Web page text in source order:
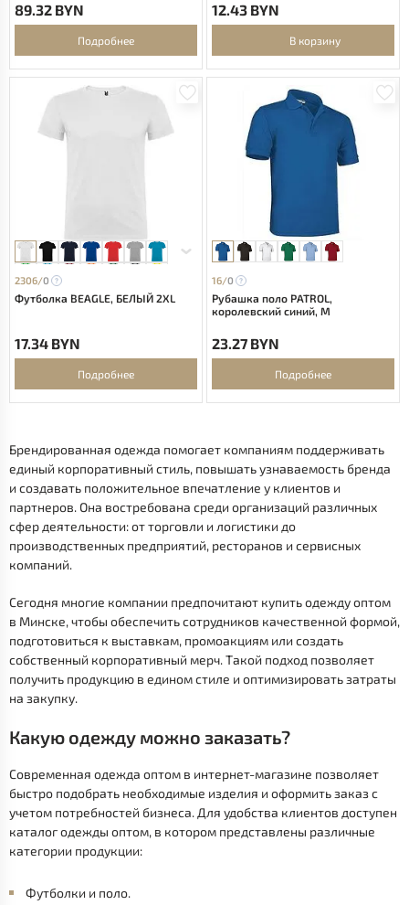
89.32 BYN
Подробнее
12.43 BYN
В корзину
2306/0
Футболка BEAGLE, БЕЛЫЙ 2XL
17.34 BYN
Подробнее
16/0
Рубашка поло PATROL,
королевский синий, M
23.27 BYN
Подробнее
Брендированная одежда помогает компаниям поддерживать
единый корпоративный стиль, повышать узнаваемость бренда
и создавать положительное впечатление у клиентов и
партнеров. Она востребована среди организаций различных
сфер деятельности: от торговли и логистики до
производственных предприятий, ресторанов и сервисных
компаний.
Сегодня многие компании предпочитают купить одежду оптом
в Минске, чтобы обеспечить сотрудников качественной формой,
подготовиться к выставкам, промоакциям или создать
собственный корпоративный мерч. Такой подход позволяет
получить продукцию в едином стиле и оптимизировать затраты
на закупку.
Какую одежду можно заказать?
Современная одежда оптом в интернет-магазине позволяет
быстро подобрать необходимые изделия и оформить заказ с
учетом потребностей бизнеса. Для удобства клиентов доступен
каталог одежды оптом, в котором представлены различные
категории продукции:
Футболки и поло.